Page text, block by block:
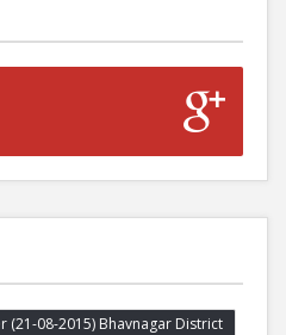
(21-08-2015) Bhavnagar District